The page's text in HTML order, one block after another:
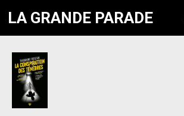
LA GRANDE PARADE